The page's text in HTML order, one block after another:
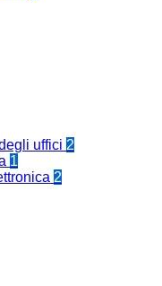
uffici 2
1
2